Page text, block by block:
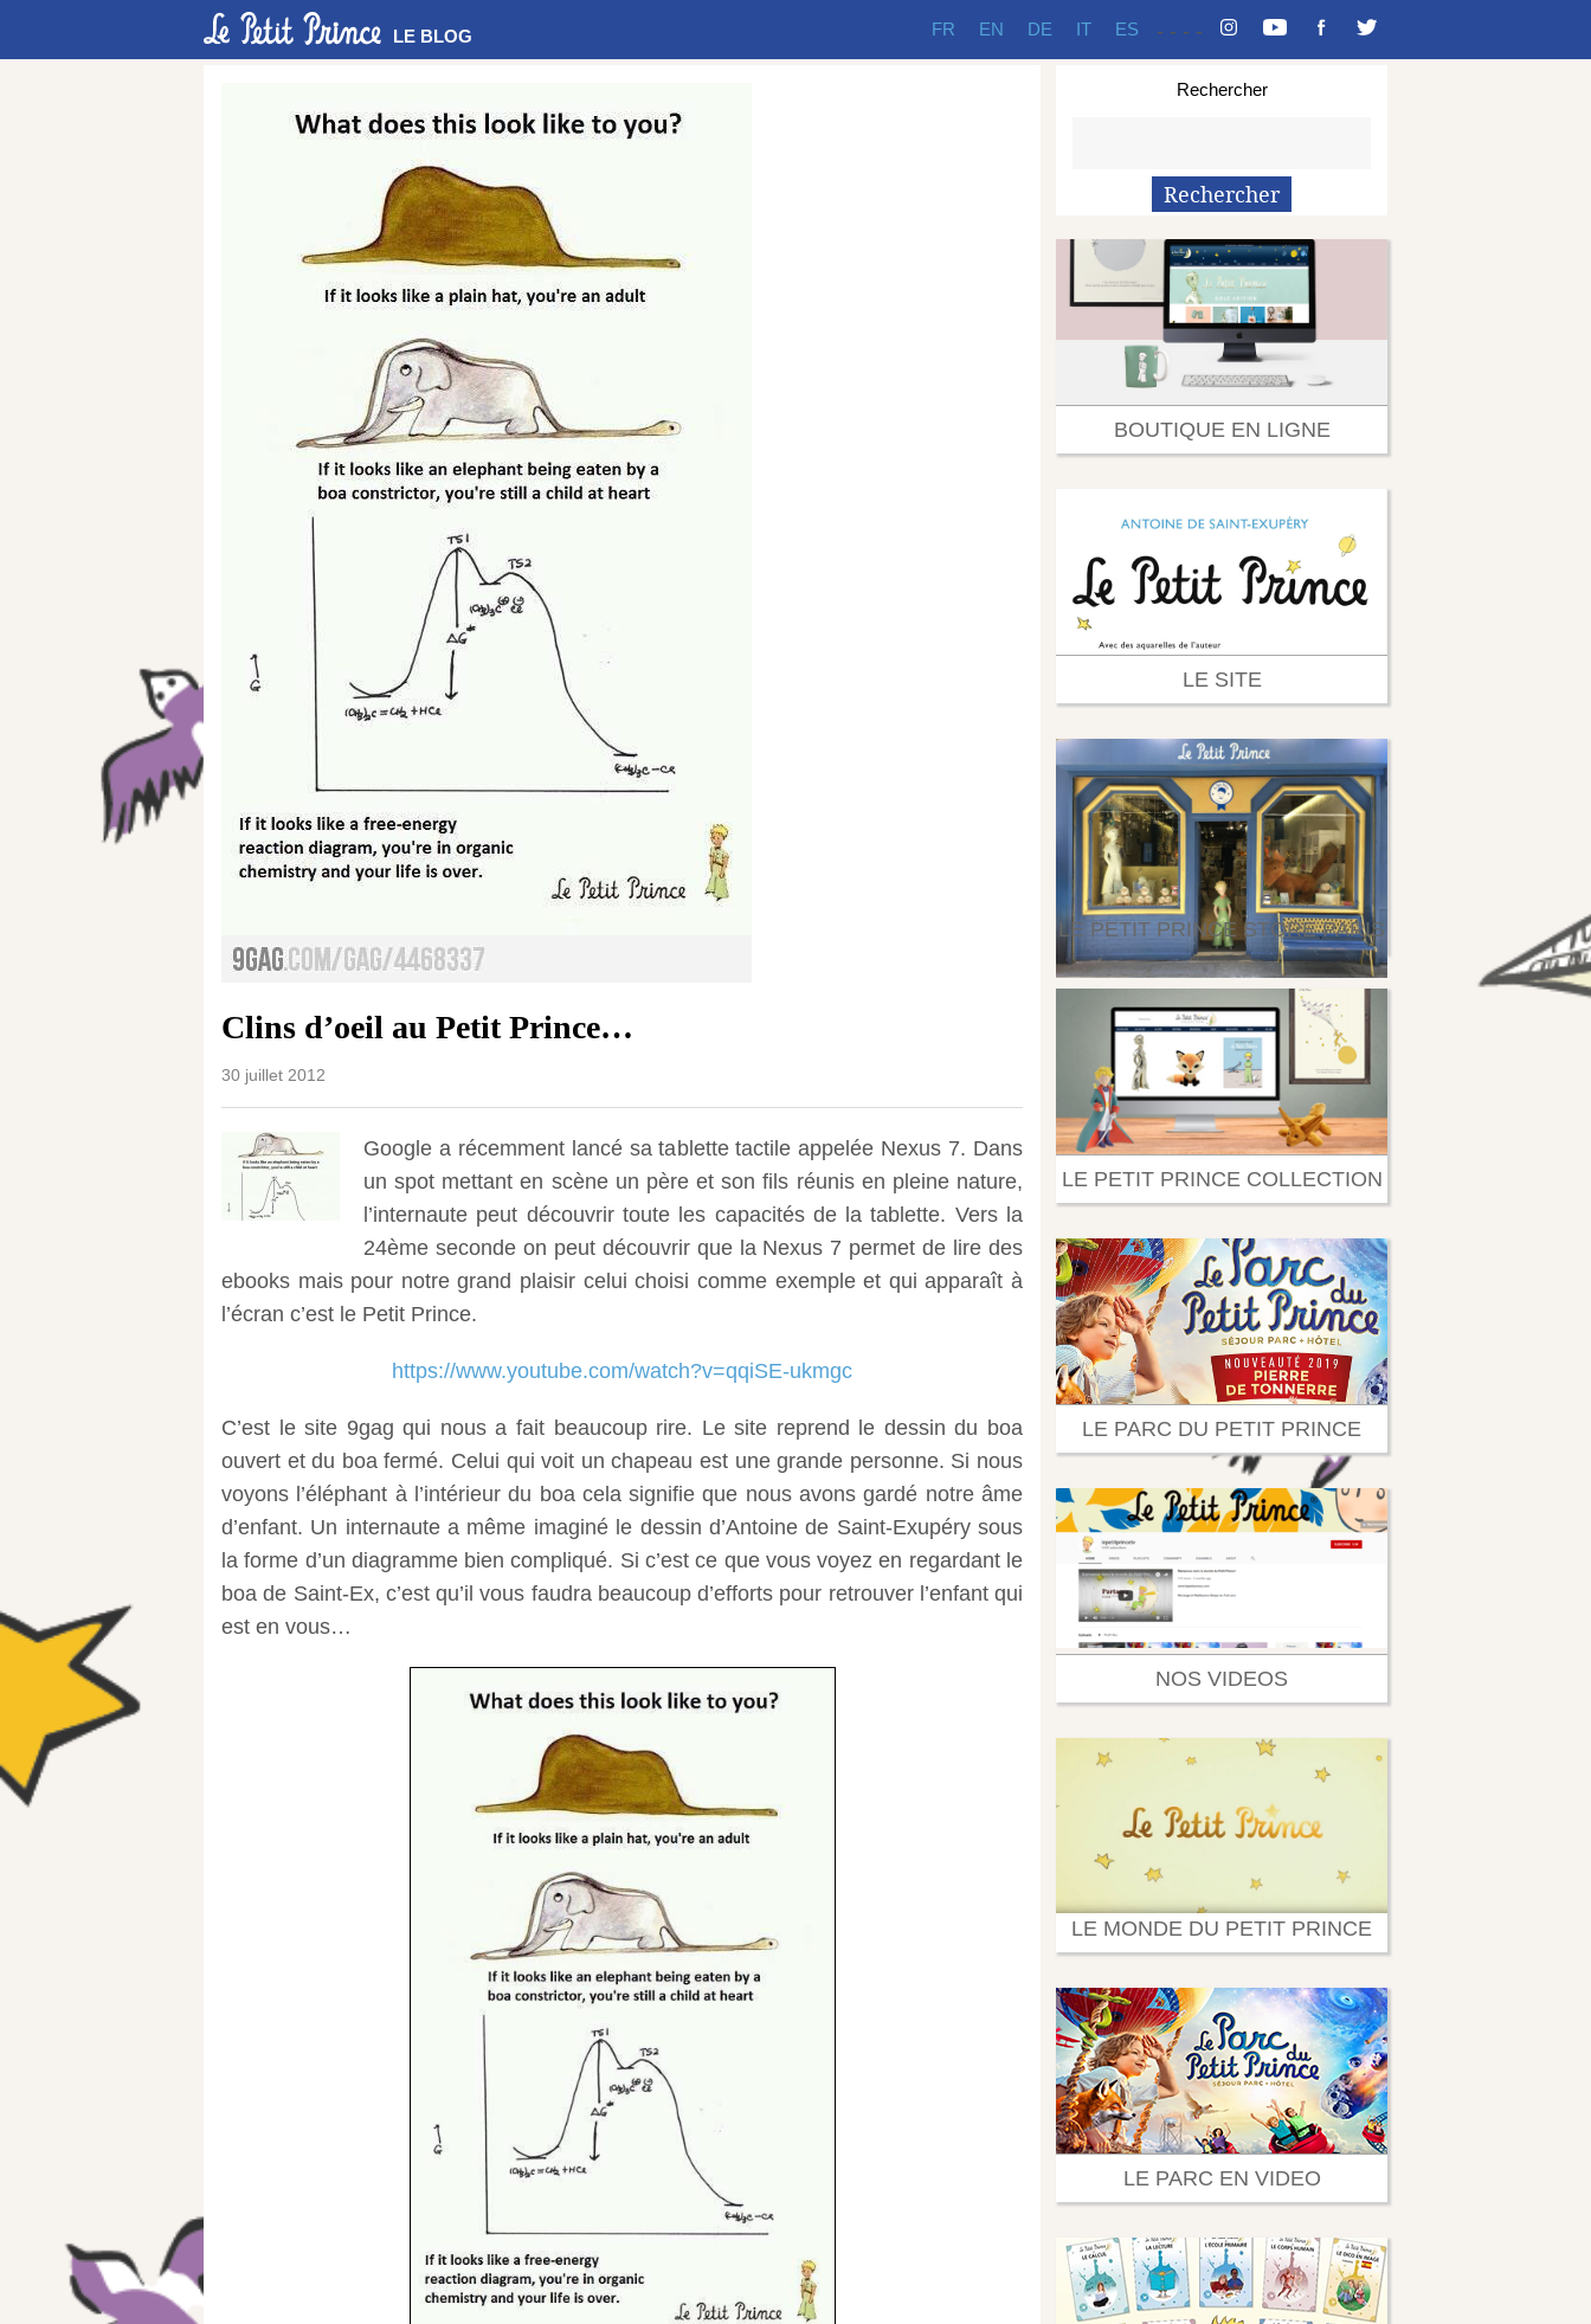
LE BLOG - - - -
FR EN DE IT ES
Clins d’oeil au Petit Prince…
30 juillet 2012
Google a récemment lancé sa tablette tactile appelée Nexus 7. Dans
un spot mettant en scène un père et son fils réunis en pleine nature,
l’internaute peut découvrir toute les capacités de la tablette. Vers la
24ème seconde on peut découvrir que la Nexus 7 permet de lire des
ebooks mais pour notre grand plaisir celui choisi comme exemple et qui apparaît à
l’écran c’est le Petit Prince.
https://www.youtube.com/watch?v=qqiSE-ukmgc
C’est le site 9gag qui nous a fait beaucoup rire. Le site reprend le dessin du boa
ouvert et du boa fermé. Celui qui voit un chapeau est une grande personne. Si nous
voyons l’éléphant à l’intérieur du boa cela signifie que nous avons gardé notre âme
d’enfant. Un internaute a même imaginé le dessin d’Antoine de Saint-Exupéry sous
la forme d’un diagramme bien compliqué. Si c’est ce que vous voyez en regardant le
boa de Saint-Ex, c’est qu’il vous faudra beaucoup d’efforts pour retrouver l’enfant qui
est en vous…
Rechercher
BOUTIQUE EN LIGNE
LE SITE
LE PETIT PRINCE STORE PARIS
LE PETIT PRINCE COLLECTION
LE PARC DU PETIT PRINCE
NOS VIDEOS
LE MONDE DU PETIT PRINCE
LE PARC EN VIDEO